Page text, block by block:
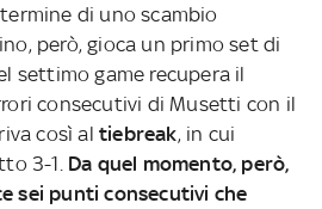
di uno scambio
però, gioca un primo set di
settimo game recupera il
consecutivi di Musetti con il
così al tiebreak, in cui
3-1. Da quel momento, però,
sei punti consecutivi che